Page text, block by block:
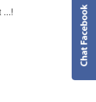
...!